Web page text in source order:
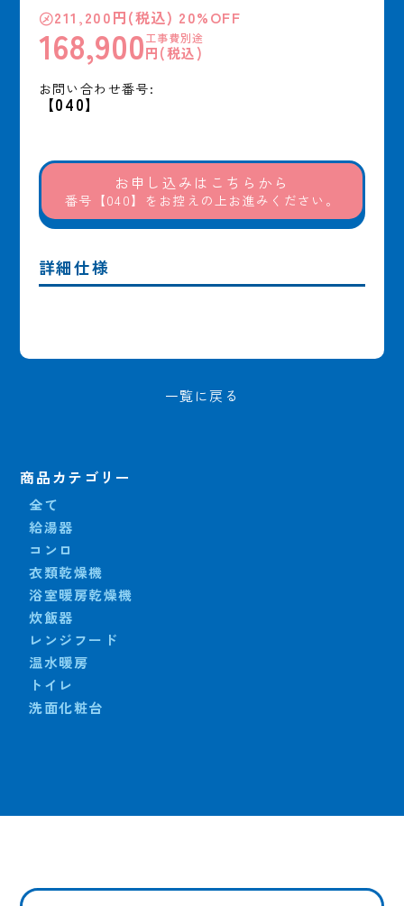
商品カテゴリー
全て
給湯器
コンロ
衣類乾燥機
浴室暖房乾燥機
炊飯器
レンジフード
温水暖房
トイレ
洗面化粧台
㋱211,200円(税込) 20%OFF
168,900工事費別途
円(税込)
お問い合わせ番号:
【040】
お申し込みはこちらから
番号【040】をお控えの上お進みください。
詳細仕様
一覧に戻る